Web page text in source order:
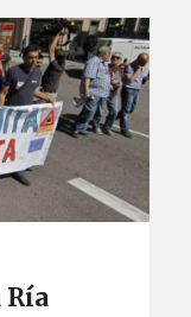
Ría